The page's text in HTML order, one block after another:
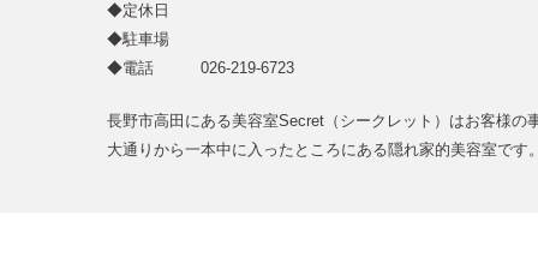
◆定休日
◆駐車場
◆電話 026-219-6723
長野市高田にある美容室Secret（シークレット）はお客様の
大通りから一本中に入ったところにある隠れ家的美容室です。